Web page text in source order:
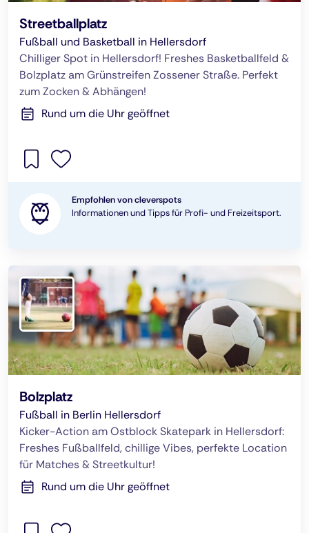
Streetballplatz
Fußball und Basketball in Hellersdorf
Chilliger Spot in Hellersdorf! Freshes Basketballfeld &
Bolzplatz am Grünstreifen Zossener Straße. Perfekt
zum Zocken & Abhängen!
Rund um die Uhr geöffnet
Empfohlen von cleverspots
Informationen und Tipps für Profi- und Freizeitsport.
Bolzplatz
Fußball in Berlin Hellersdorf
Kicker-Action am Ostblock Skatepark in Hellersdorf:
Freshes Fußballfeld, chillige Vibes, perfekte Location
für Matches & Streetkultur!
Rund um die Uhr geöffnet